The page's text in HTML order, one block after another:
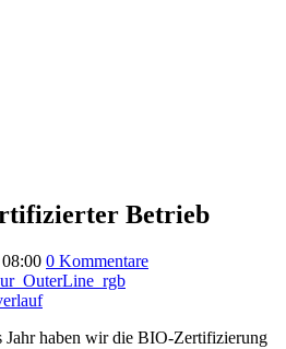
Betrieb
0 Kommentare
Jahr haben wir die BIO-Zertifizierung